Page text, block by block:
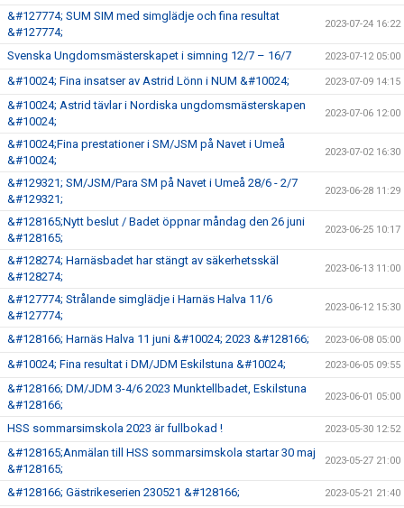
&#127774; SUM SIM med simglädje och fina resultat
&#127774;
2023-07-24 16:22
Svenska Ungdomsmästerskapet i simning 12/7 – 16/7 2023-07-12 05:00
&#10024; Fina insatser av Astrid Lönn i NUM &#10024; 2023-07-09 14:15
&#10024; Astrid tävlar i Nordiska ungdomsmästerskapen
&#10024;
2023-07-06 12:00
&#10024;Fina prestationer i SM/JSM på Navet i Umeå
&#10024;
2023-07-02 16:30
&#129321; SM/JSM/Para SM på Navet i Umeå 28/6 - 2/7
&#129321;
2023-06-28 11:29
&#128165;Nytt beslut / Badet öppnar måndag den 26 juni
&#128165;
2023-06-25 10:17
&#128274; Harnäsbadet har stängt av säkerhetsskäl
&#128274;
2023-06-13 11:00
&#127774; Strålande simglädje i Harnäs Halva 11/6
&#127774;
2023-06-12 15:30
&#128166; Harnäs Halva 11 juni &#10024; 2023 &#128166; 2023-06-08 05:00
&#10024; Fina resultat i DM/JDM Eskilstuna &#10024; 2023-06-05 09:55
&#128166; DM/JDM 3-4/6 2023 Munktellbadet, Eskilstuna
&#128166;
2023-06-01 05:00
HSS sommarsimskola 2023 är fullbokad ! 2023-05-30 12:52
&#128165;Anmälan till HSS sommarsimskola startar 30 maj
&#128165;
2023-05-27 21:00
&#128166; Gästrikeserien 230521 &#128166; 2023-05-21 21:40